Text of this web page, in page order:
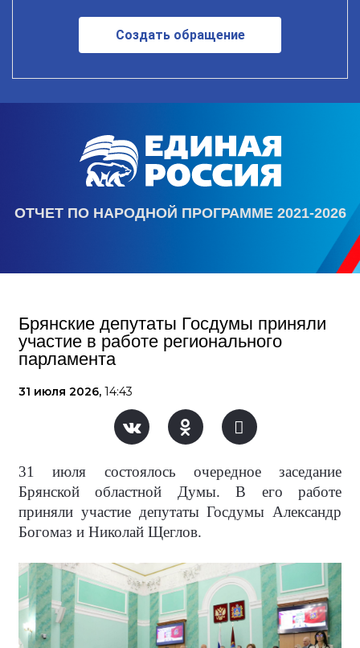
Создать обращение
ОТЧЕТ ПО НАРОДНОЙ ПРОГРАММЕ 2021-2026
Брянские депутаты Госдумы приняли
участие в работе регионального
парламента
31 июля 2026, 14:43
31 июля состоялось очередное заседание
Брянской областной Думы. В его работе
приняли участие депутаты Госдумы Александр
Богомаз и Николай Щеглов.